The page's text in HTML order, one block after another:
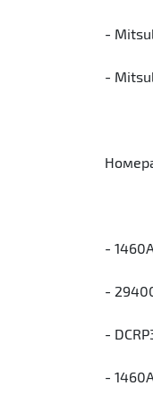
-
-
-
-
-
-